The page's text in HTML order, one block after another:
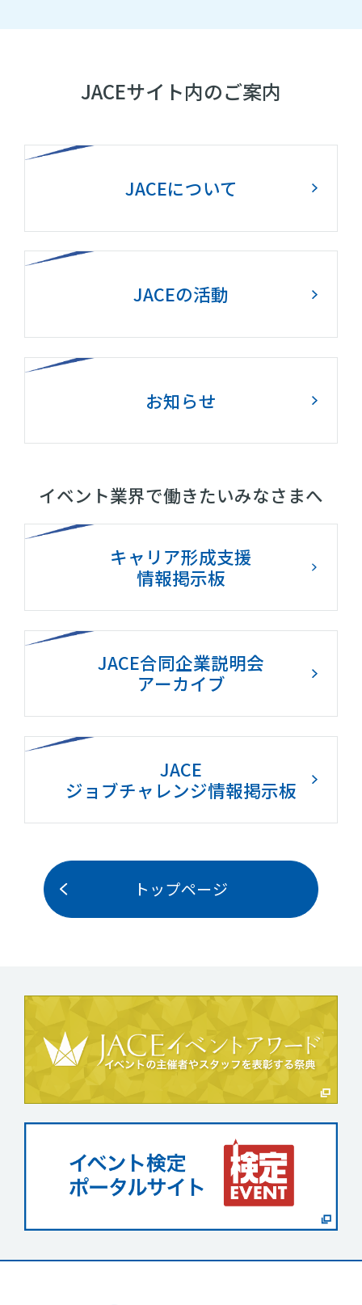
JACEサイト内のご案内
JACEについて
JACEの活動
お知らせ
イベント業界で働きたいみなさまへ
キャリア形成支援
情報掲示板
JACE合同企業説明会
アーカイブ
JACE
ジョブチャレンジ情報掲示板
トップページ